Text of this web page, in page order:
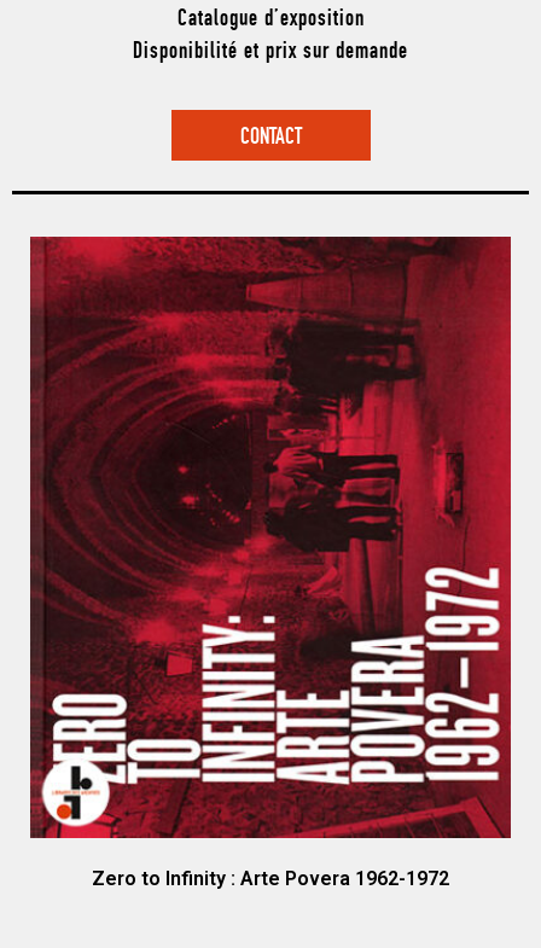
Catalogue d’exposition
Disponibilité et prix sur demande
CONTACT
Zero to Infinity : Arte Povera 1962-1972